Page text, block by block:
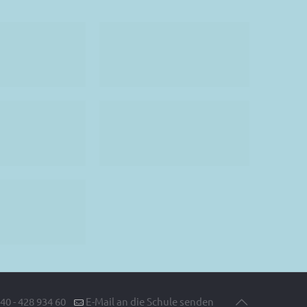
- 428 934 60 E-Mail an die Schule senden